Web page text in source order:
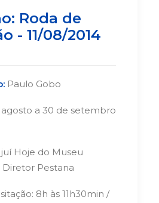
Roda de
- 11/08/2014
Paulo Gobo
agosto a 30 de setembro
Hoje do Museu
Pestana
8h às 11h30min /